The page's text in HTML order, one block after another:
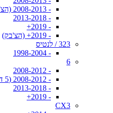
- 2008-2013 (הצ'בק)
- 2013-2018
- 2019+
- 2019+ (הצ'בק)
323 / לנטיס
- 1998-2004
6
- 2008-2012
- 2008-2012 (5 דלתות)
- 2013-2018
- 2019+
CX3